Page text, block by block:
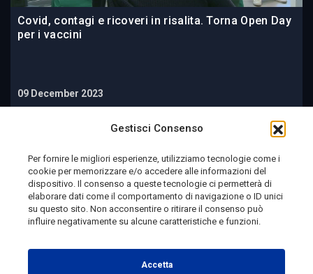
Gestisci Consenso
Per fornire le migliori esperienze, utilizziamo tecnologie come i
cookie per memorizzare e/o accedere alle informazioni del
dispositivo. Il consenso a queste tecnologie ci permetterà di
elaborare dati come il comportamento di navigazione o ID unici
su questo sito. Non acconsentire o ritirare il consenso può
influire negativamente su alcune caratteristiche e funzioni.
Accetta
Covid, contagi e ricoveri in risalita. Torna Open Day
per i vaccini
09 December 2023
Telemolise - reg. Tribunale di Campobasso n. 133 del
10/08/1982 - Direttore Responsabile:MANUELA